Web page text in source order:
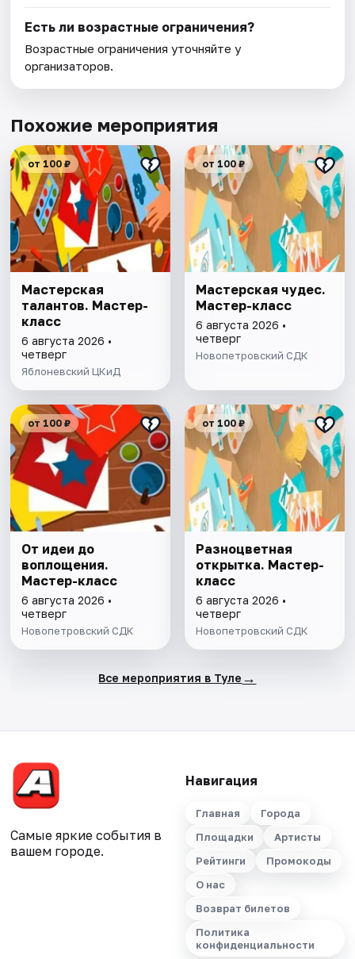
Есть ли возрастные ограничения?
Возрастные ограничения уточняйте у
организаторов.
Похожие мероприятия
от 100 ₽
Мастерская
талантов. Мастер-
класс
6 августа 2026 •
четверг
Яблоневский ЦКиД
от 100 ₽
Мастерская чудес.
Мастер-класс
6 августа 2026 •
четверг
Новопетровский СДК
от 100 ₽
От идеи до
воплощения.
Мастер-класс
6 августа 2026 •
четверг
Новопетровский СДК
от 100 ₽
Разноцветная
открытка. Мастер-
класс
6 августа 2026 •
четверг
Новопетровский СДК
Все мероприятия в Туле →
Самые яркие события в
вашем городе.
Навигация
Главная
Города
Площадки
Артисты
Рейтинги
Промокоды
О нас
Возврат билетов
Политика
конфиденциальности